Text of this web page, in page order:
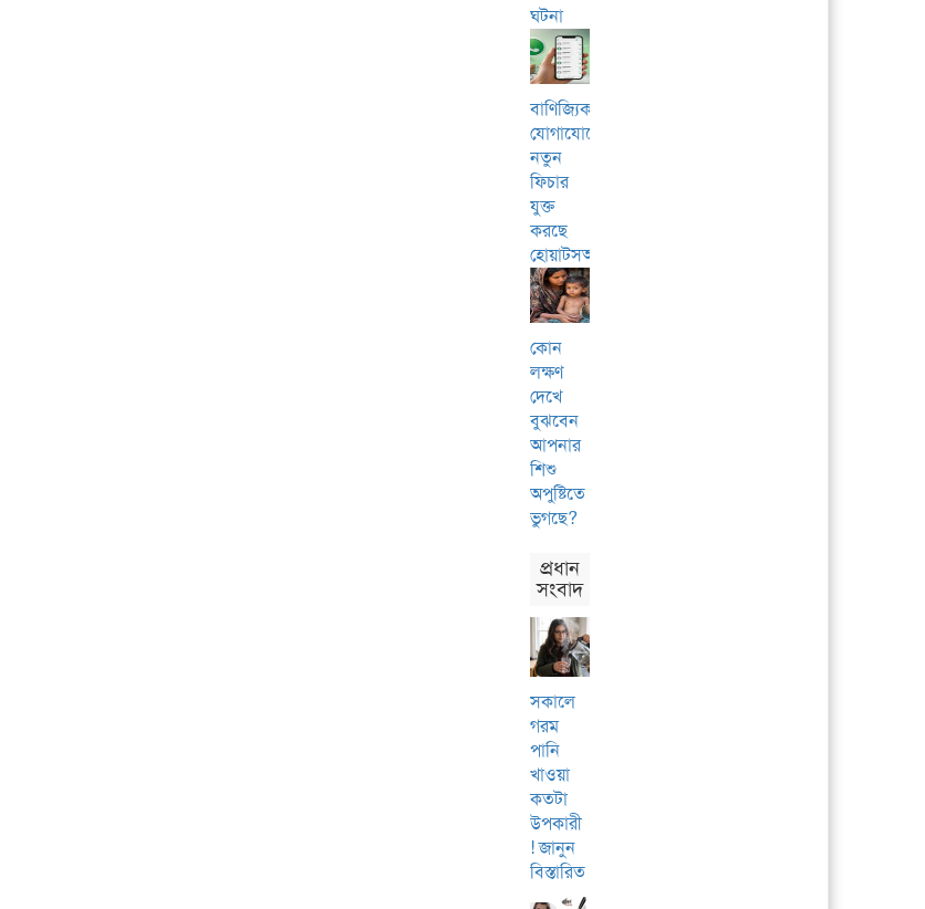
ঘটনা
বাণিজ্যিক
যোগাযোগে
নতুন
ফিচার
যুক্ত
করছে
হোয়াটসঅ্যাপ
কোন
লক্ষণ
দেখে
বুঝবেন
আপনার
শিশু
অপুষ্টিতে
ভুগছে?
প্রধান
সংবাদ
সকালে
গরম
পানি
খাওয়া
কতটা
উপকারী
! জানুন
বিস্তারিত